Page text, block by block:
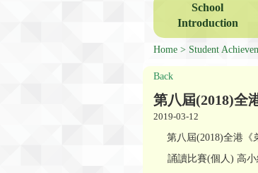
School
Introduction
Home Student
Back
第八屆(2018)全
2019-03-12
第八屆(2018)全港
誦讀比賽(個人) 高